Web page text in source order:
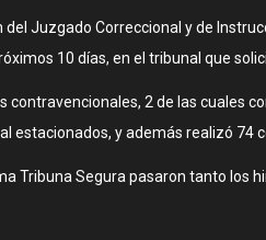
del Juzgado Correccional y de
10 días, en el tribunal que
contravencionales, 2 de las cuales
estacionados, y además realizó
Tribuna Segura pasaron tanto los